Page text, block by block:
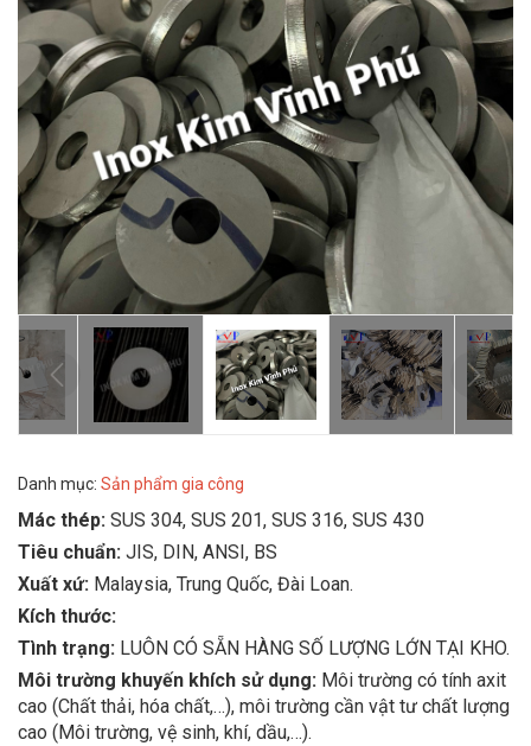
Danh mục: Sản phẩm gia công
Mác thép: SUS 304, SUS 201, SUS 316, SUS 430
Tiêu chuẩn: JIS, DIN, ANSI, BS
Xuất xứ: Malaysia, Trung Quốc, Đài Loan.
Kích thước:
Tình trạng: LUÔN CÓ SẴN HÀNG SỐ LƯỢNG LỚN TẠI KHO.
Môi trường khuyến khích sử dụng: Môi trường có tính axit
cao (Chất thải, hóa chất,…), môi trường cần vật tư chất lượng
cao (Môi trường, vệ sinh, khí, dầu,…).